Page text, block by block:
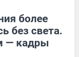
более
без света.
— кадры